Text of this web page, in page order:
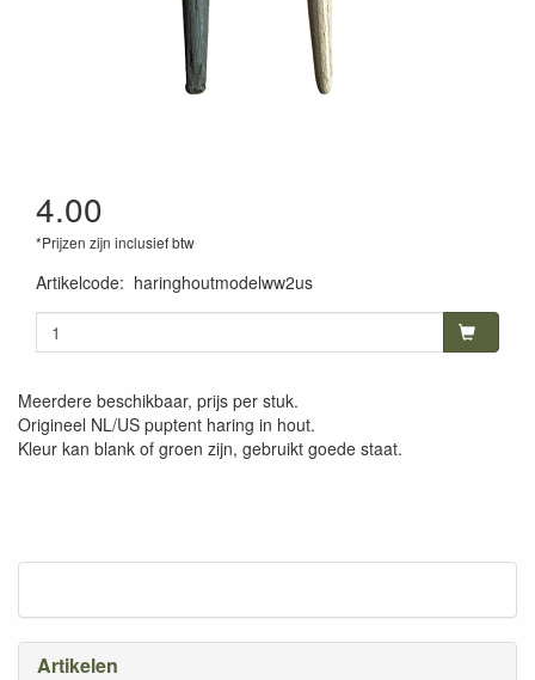
Artikelen
4.00
*Prijzen zijn inclusief btw
Artikelcode: haringhoutmodelww2us
Meerdere beschikbaar, prijs per stuk.
Origineel NL/US puptent haring in hout.
Kleur kan blank of groen zijn, gebruikt goede staat.